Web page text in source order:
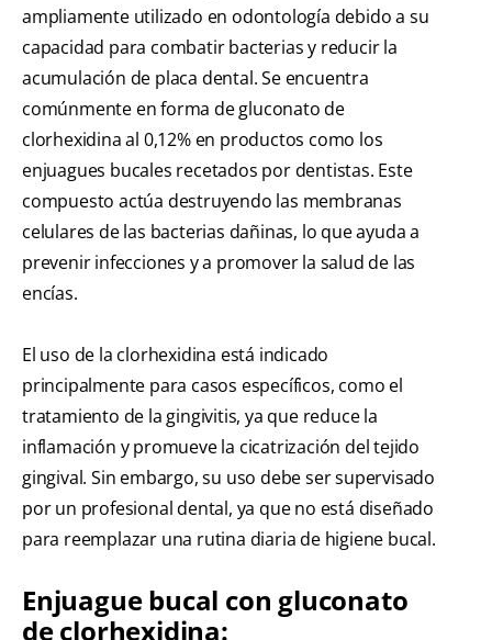
ampliamente utilizado en odontología debido a su
capacidad para combatir bacterias y reducir la
acumulación de placa dental. Se encuentra
comúnmente en forma de gluconato de
clorhexidina al 0,12% en productos como los
enjuagues bucales recetados por dentistas. Este
compuesto actúa destruyendo las membranas
celulares de las bacterias dañinas, lo que ayuda a
prevenir infecciones y a promover la salud de las
encías.
El uso de la clorhexidina está indicado
principalmente para casos específicos, como el
tratamiento de la gingivitis, ya que reduce la
inflamación y promueve la cicatrización del tejido
gingival. Sin embargo, su uso debe ser supervisado
por un profesional dental, ya que no está diseñado
para reemplazar una rutina diaria de higiene bucal.
Enjuague bucal con gluconato
de clorhexidina: